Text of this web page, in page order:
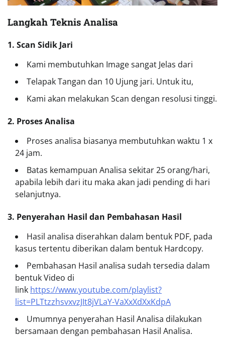
Langkah Teknis Analisa
1. Scan Sidik Jari
Kami membutuhkan Image sangat Jelas dari
Telapak Tangan dan 10 Ujung jari. Untuk itu,
Kami akan melakukan Scan dengan resolusi tinggi.
2. Proses Analisa
Proses analisa biasanya membutuhkan waktu 1 x
24 jam.
Batas kemampuan Analisa sekitar 25 orang/hari,
apabila lebih dari itu maka akan jadi pending di hari
selanjutnya.
3. Penyerahan Hasil dan Pembahasan Hasil
Hasil analisa diserahkan dalam bentuk PDF, pada
kasus tertentu diberikan dalam bentuk Hardcopy.
Pembahasan Hasil analisa sudah tersedia dalam
bentuk Video di
link https://www.youtube.com/playlist?
list=PLTtzzhsvxvzJIt8jVLaY-VaXxXdXxKdpA
Umumnya penyerahan Hasil Analisa dilakukan
bersamaan dengan pembahasan Hasil Analisa.